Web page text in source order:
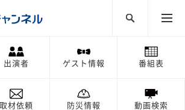
出演者 ゲスト情報 番組表
取材依頼 防災情報 動画検索